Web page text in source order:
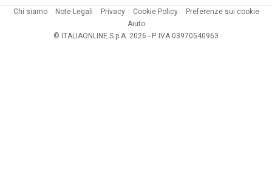
Chi siamo Note Legali Privacy Cookie Policy
Preferenze sui cookie
Aiuto
© ITALIAONLINE S.p.A. 2026 - P. IVA 03970540963